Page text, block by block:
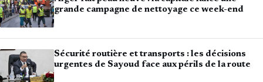
grande campagne de nettoyage ce week-end
Sécurité routière et transports : les décisions
urgentes de Sayoud face aux périls de la route